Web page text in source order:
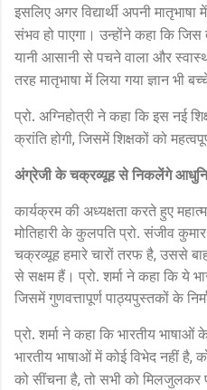
इसलिए अगर विद्यार्थी अपनी मातृभाषा
संभव हो पाएगा। उन्होंने कहा कि
यानी आसानी से पचने वाला और
तरह मातृभाषा में लिया गया ज्ञान भी
प्रो. अग्निहोत्री ने कहा कि इस नई
क्रांति होगी, जिसमें शिक्षकों को
अंग्रेजी के चक्रव्यूह से निकलेंगे
कार्यक्रम की अध्यक्षता करते हुए
मोतिहारी के कुलपति प्रो. संजीव
चक्रव्यूह हमारे चारों तरफ है, उससे
से सक्षम हैं। प्रो. शर्मा ने कहा कि ये
जिसमें गुणवत्तापूर्ण पाठ्यपुस्तकों के
प्रो. शर्मा ने कहा कि भारतीय
भारतीय भाषाओं में कोई विभेद नहीं है,
को सींचना है, तो सभी को मिलजुलकर